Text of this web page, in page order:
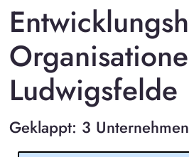
Ludwigsfelde
Geklappt: 3